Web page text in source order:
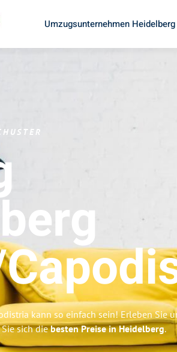
Umzugsunternehmen Heidelberg
kann so einfach sein! Erleben Sie
sich diebesten Preise in Heidelberg.